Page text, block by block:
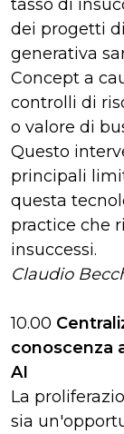
tasso di
dei progetti
generativa
Concept a
controlli di
o valore di
Questo
principali
questa
practice che
insuccessi.
Claudio
10.00
conoscenza
AI
La
sia